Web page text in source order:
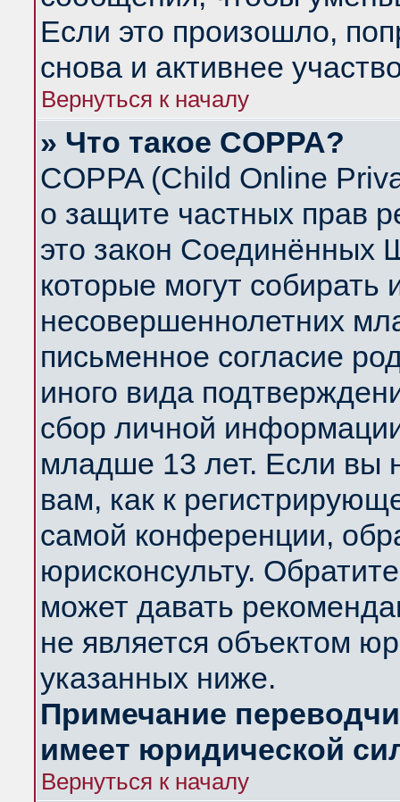
Если это произошло,
снова и активнее
Вернуться к началу
» Что такое COPPA?
COPPA (Child Online
о защите частных прав
это закон Соединённых
которые могут
несовершеннолетних
письменное согласие
иного вида
сбор личной
младше 13 лет. Если вы
вам, как к
самой конференции,
юрисконсульту.
может давать
не является объектом
указанных ниже.
Примечание
имеет юридической
Вернуться к началу